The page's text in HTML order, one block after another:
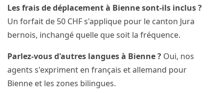
Les frais de déplacement à Bienne sont-ils inclus ?
Un forfait de 50 CHF s'applique pour le canton Jura
bernois, inchangé quelle que soit la fréquence.
Parlez-vous d'autres langues à Bienne ? Oui, nos
agents s'expriment en français et allemand pour
Bienne et les zones bilingues.